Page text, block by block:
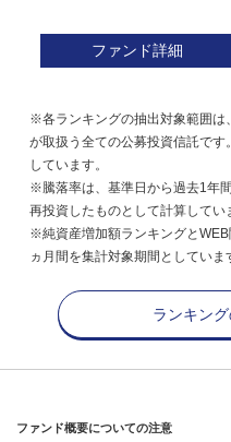
ファンド詳細
※各ランキングの抽出対象範囲は
が取扱う全ての公募投資信託で
しています。
※騰落率は、基準日から過去1年
再投資したものとして計算してい
※純資産増加額ランキングと
ヵ月間を集計対象期間としていま
ランキン
ファンド概要についての注意